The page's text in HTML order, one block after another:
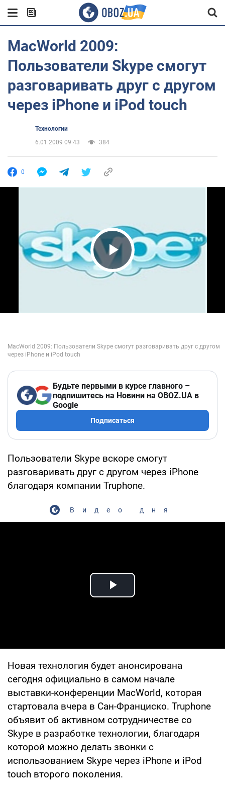
МасWorld 2009:
Пользователи Skype смогут
разговаривать друг с другом
через iPhone и iPod touch
Технологии
6.01.2009 09:43
384
0
Play Video
Будьте первыми в курсе главного –
подпишитесь на Новини на OBOZ.UA в
Google
Подписаться
Пользователи Skype вскоре смогут
разговаривать друг с другом через iPhone
благодаря компании Truphone.
Видео дня
Play Video
Новая технология будет анонсирована
сегодня официально в самом начале
выставки-конференции МасWorld, которая
стартовала вчера в Сан-Франциско. Truphone
объявит об активном сотрудничестве со
Skype в разработке технологии, благодаря
которой можно делать звонки с
использованием Skype через iPhone и iPod
touch второго поколения.